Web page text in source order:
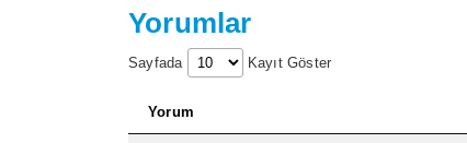
Yorumlar
Sayfada Kayıt Göster
Yorum